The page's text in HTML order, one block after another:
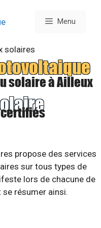
Menu
solaire à Ailleux
propose des services
sur tous types de
lors de chacune de
résumer ainsi.